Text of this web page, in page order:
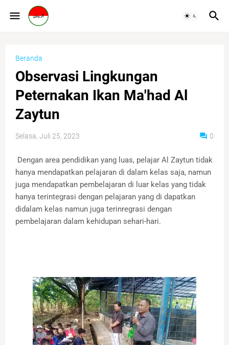
Beranda
Observasi Lingkungan
Peternakan Ikan Ma'had Al
Zaytun
Selasa, Juli 25, 2023 0
Dengan area pendidikan yang luas, pelajar Al Zaytun tidak
hanya mendapatkan pelajaran di dalam kelas saja, namun
juga mendapatkan pembelajaran di luar kelas yang tidak
hanya terintegrasi dengan pelajaran yang di dapatkan
didalam kelas namun juga terinregrasi dengan
pembelajaran dalam kehidupan sehari-hari.